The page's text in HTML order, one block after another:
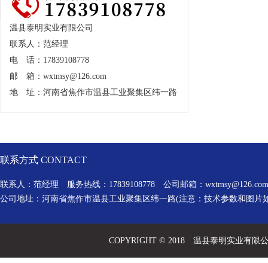
温县泰明实业有限公司
联系人：范经理
电 话：17839108778
邮 箱： wxtmsy@126.com
地 址：河南省焦作市温县工业聚集区纬一路
联系方式 CONTACT
联系人：范经理 服务热线：17839108778 公司邮箱： wxtmsy@126.com
公司地址：河南省焦作市温县工业聚集区纬一路(注意：技术参数和图片
COPYRIGHT © 2018 温县泰明实业有限